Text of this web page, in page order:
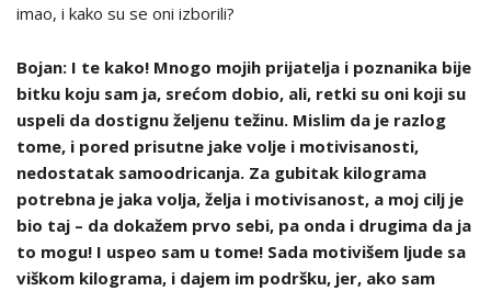
imao, i kako su se oni izborili?
Bojan: I te kako! Mnogo mojih prijatelja i poznanika bije
bitku koju sam ja, srećom dobio, ali, retki su oni koji su
uspeli da dostignu željenu težinu. Mislim da je razlog
tome, i pored prisutne jake volje i motivisanosti,
nedostatak samoodricanja. Za gubitak kilograma
potrebna je jaka volja, želja i motivisanost, a moj cilj je
bio taj – da dokažem prvo sebi, pa onda i drugima da ja
to mogu! I uspeo sam u tome! Sada motivišem ljude sa
viškom kilograma, i dajem im podršku, jer, ako sam